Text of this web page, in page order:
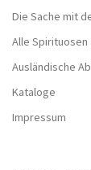
Die Sache mit
Alle
Ausländische
Kataloge
Impressum